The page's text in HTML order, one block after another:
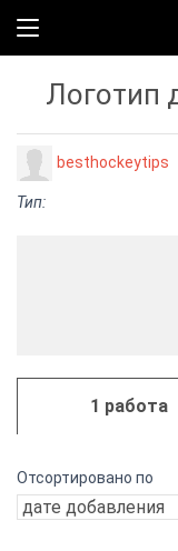
Логотип
besthockeytips
Тип:
1 работа
Отсортировано по